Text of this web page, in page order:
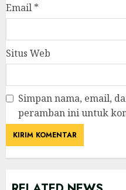
Email *
Situs Web
Simpan nama, email,
peramban ini untuk